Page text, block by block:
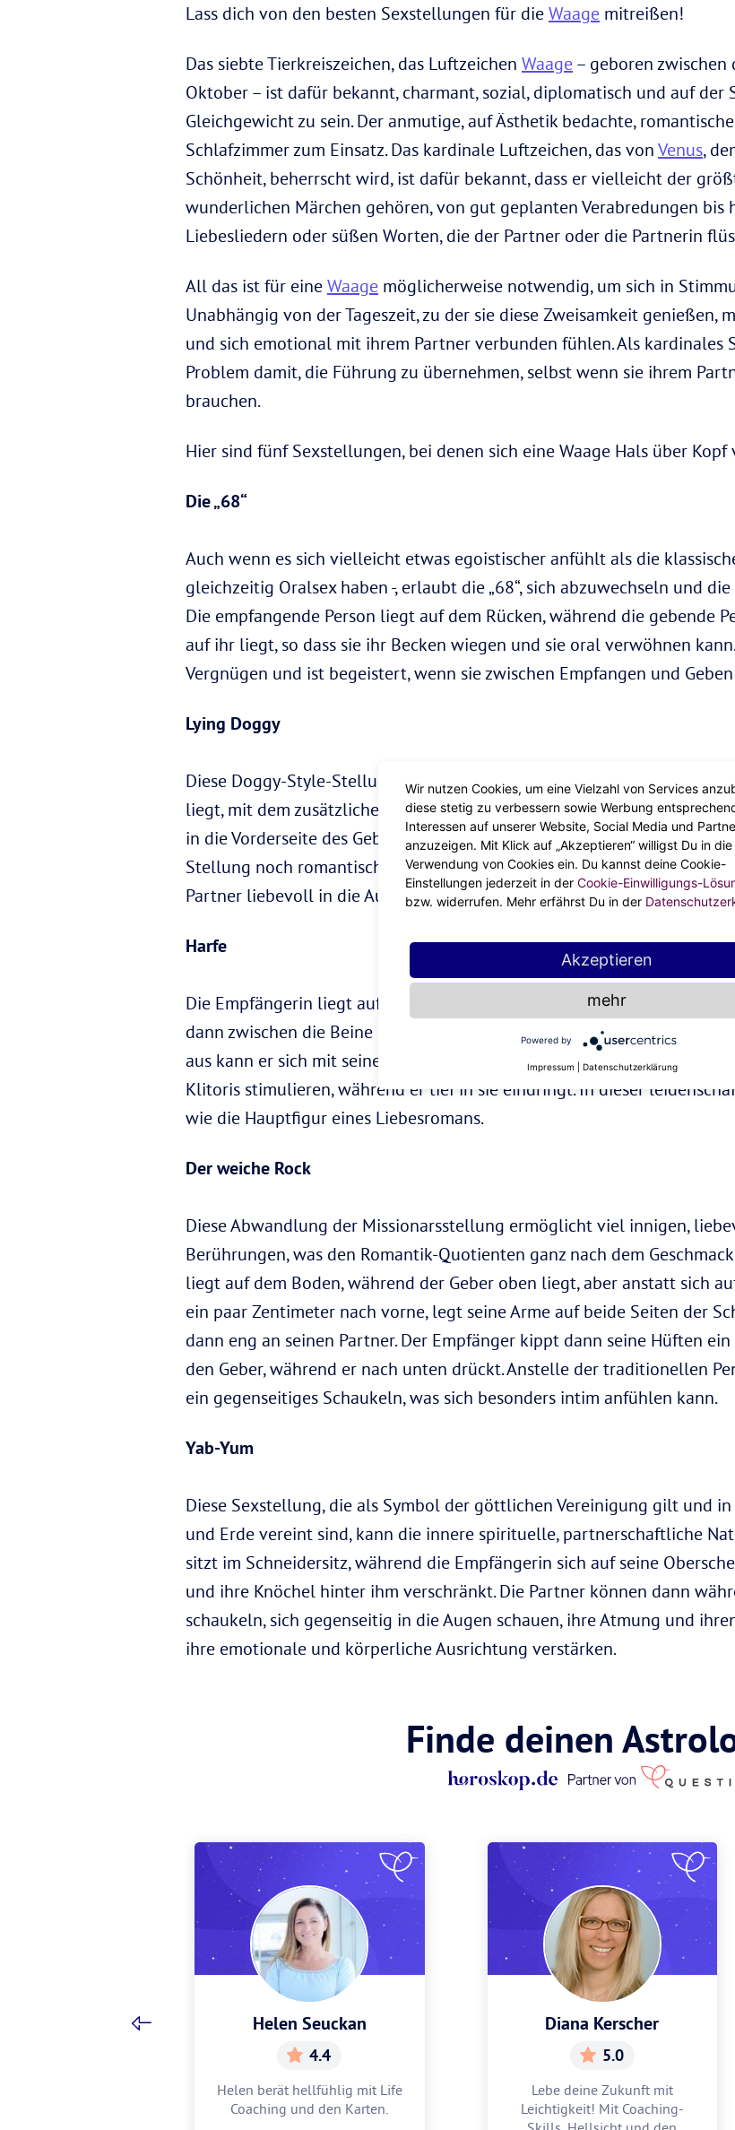
Lass dich von den besten Sexstellungen für die Waage mitreißen!
Das siebte Tierkreiszeichen, das Luftzeichen Waage – geboren zwischen
Oktober – ist dafür bekannt, charmant, sozial, diplomatisch und auf der
Gleichgewicht zu sein. Der anmutige, auf Ästhetik bedachte,
Schlafzimmer zum Einsatz. Das kardinale Luftzeichen, das von Venus,
Schönheit, beherrscht wird, ist dafür bekannt, dass er vielleicht der
wunderlichen Märchen gehören, von gut geplanten Verabredungen bis
Liebesliedern oder süßen Worten, die der Partner oder die Partnerin
All das ist für eine Waage möglicherweise notwendig, um sich in
Unabhängig von der Tageszeit, zu der sie diese Zweisamkeit genießen,
und sich emotional mit ihrem Partner verbunden fühlen. Als kardinales
Problem damit, die Führung zu übernehmen, selbst wenn sie ihrem
brauchen.
Hier sind fünf Sexstellungen, bei denen sich eine Waage Hals über
Die „68“
Auch wenn es sich vielleicht etwas egoistischer anfühlt als die
gleichzeitig Oralsex haben -, erlaubt die „68“, sich abzuwechseln und
Die empfangende Person liegt auf dem Rücken, während die gebende
auf ihr liegt, so dass sie ihr Becken wiegen und sie oral verwöhnen
Vergnügen und ist begeistert, wenn sie zwischen Empfangen und
Lying Doggy
Diese Doggy-Style-Stellung erhöht die Intimität, da man im Grunde
liegt, mit dem zusätzlichen Bonus der Penetration. Auf der Seite
in die Vorderseite des Gebers, woraufhin dieser von hinten in sie
Stellung noch romantischer machen würde: es vor einem Spiegel zu
Partner liebevoll in die Augen blicken.
Harfe
Die Empfängerin liegt auf der Seite und stützt ihren Oberkörper auf
dann zwischen die Beine seiner Partnerin, hebt ein Bein an und
aus kann er sich mit seinen Armen abstützen, die Brüste seiner
Klitoris stimulieren, während er tief in sie eindringt. In dieser
wie die Hauptfigur eines Liebesromans.
Der weiche Rock
Diese Abwandlung der Missionarsstellung ermöglicht viel innigen,
Berührungen, was den Romantik-Quotienten ganz nach dem
liegt auf dem Boden, während der Geber oben liegt, aber anstatt sich
ein paar Zentimeter nach vorne, legt seine Arme auf beide Seiten der
dann eng an seinen Partner. Der Empfänger kippt dann seine Hüften
den Geber, während er nach unten drückt. Anstelle der traditionellen
ein gegenseitiges Schaukeln, was sich besonders intim anfühlen kann.
Yab-Yum
Diese Sexstellung, die als Symbol der göttlichen Vereinigung gilt und
und Erde vereint sind, kann die innere spirituelle, partnerschaftliche
sitzt im Schneidersitz, während die Empfängerin sich auf seine
und ihre Knöchel hinter ihm verschränkt. Die Partner können dann
schaukeln, sich gegenseitig in die Augen schauen, ihre Atmung und
ihre emotionale und körperliche Ausrichtung verstärken.
Finde deinen
Helen Seuckan
4.4
Helen berät hellfühlig mit Life
Coaching und den Karten.
Diana Kerscher
5.0
Lebe deine Zukunft mit
Leichtigkeit! Mit Coaching-
Wir nutzen Cookies, um eine Vielzahl von Services
diese stetig zu verbessern sowie Werbung
Interessen auf unserer Website, Social Media und
anzuzeigen. Mit Klick auf „Akzeptieren“ willigst Du in die
Verwendung von Cookies ein. Du kannst deine Cookie-
Einstellungen jederzeit in der Cookie-Einwilligungs-
bzw. widerrufen. Mehr erfährst Du in der
Akzeptieren
mehr
Powered by
Impressum Datenschutzerklärung